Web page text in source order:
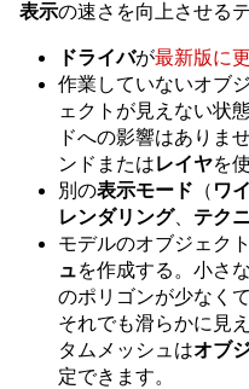
表示の速さを向上させる
ドライバが最新版に
作業していないオブ
ェクトが見えない状
ドへの影響はありま
ンドまたはレイヤを
別の表示モード （ ワ
レンダリング、 テク
モデルのオブジェク
ュを作成する。小さ
のポリゴンが少なく
それでも滑らかに見
タムメッシュはオブ
定できます。